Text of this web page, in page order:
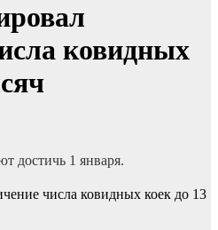
ковидных
достичь 1 января.